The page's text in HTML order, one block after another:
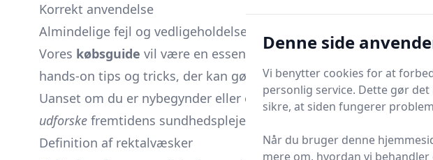
Korrekt anvendelse
Almindelige fejl og vedligeholdelse
Vores købsguide vil være en essentiel ressource for dem, der
hands-on tips og tricks, der kan gøre din oplevelse endnu bedre.
Uanset om du er nybegynder eller erfaren bruger af
udforske fremtidens sundhedspleje med en anderledes tilgang
Definition af rektalvæsker
Denne side
Vi benytter cookies for at
personlig service. Dette gør
sikre, at siden fungerer
Når du bruger denne
mere om, hvordan vi